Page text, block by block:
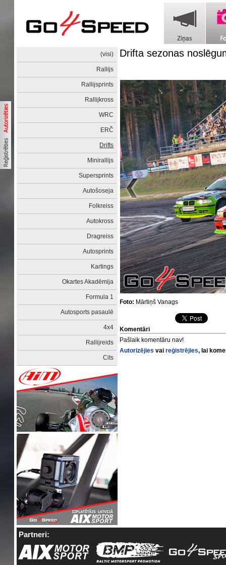
(visi)
Rallijs
Rallijsprints
Rallijkross
WRC
ERČ
Drifts
Minirallijs
Supersprints
Autošoseja
Folkreiss
Autokross
Dragreiss
Autosprints
Kartings
Okartes Akadēmija
Formula 1
Autosports pasaulē
4x4
Rallijreids
Cits
Drifta sezonas
Foto: Mārtiņš Vanags
Komentāri
Pašlaik komentāru nav!
Autorizējies vaireģistrējies, lai
Partneri: